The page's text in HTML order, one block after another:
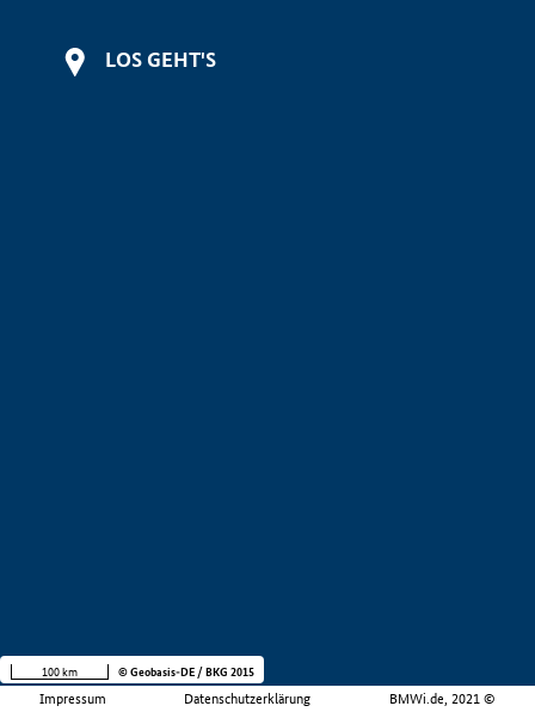
LOS GEHT'S
Impressum Datenschutzerklärung BMWi.de, 2021 ©
100 km © Geobasis-DE / BKG 2015